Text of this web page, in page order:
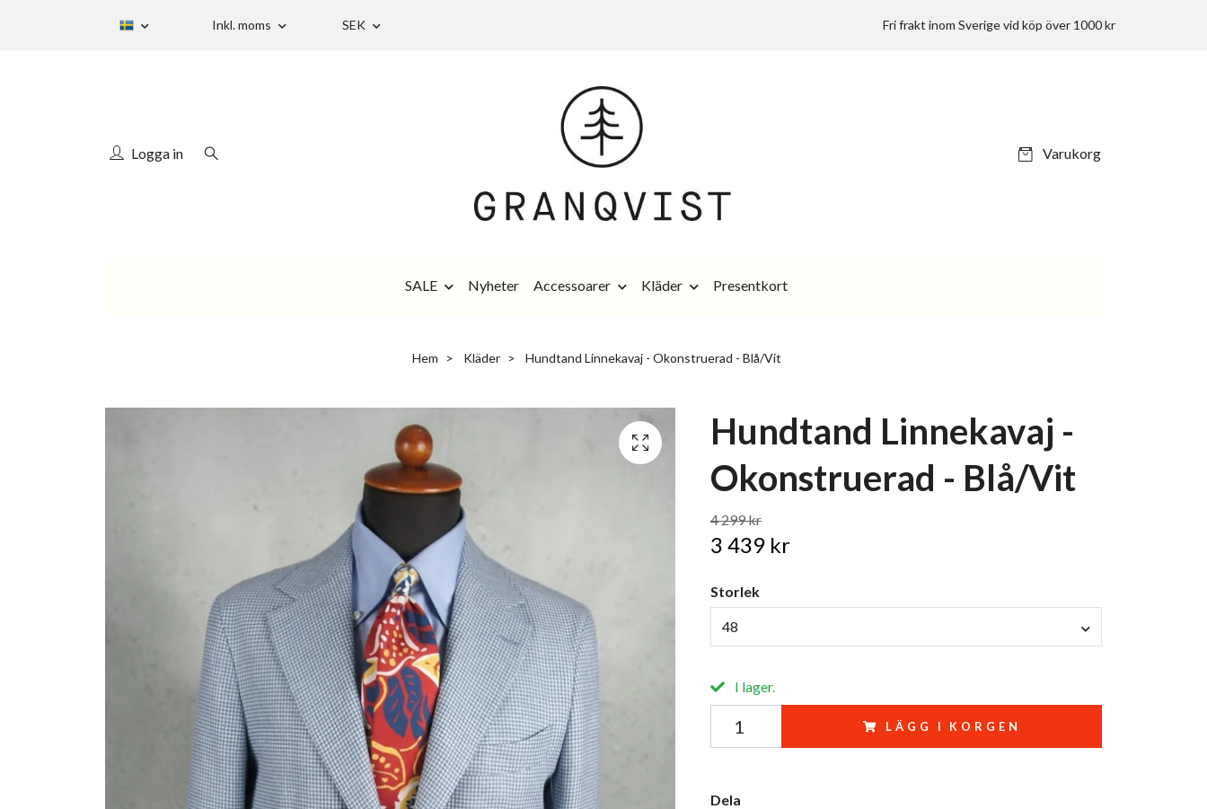
Inkl. moms SEK Fri frakt inom Sverige vid köp över 1000 kr
Logga in Varukorg
SALE Nyheter Accessoarer Kläder Presentkort
Hem Kläder Hundtand Linnekavaj - Okonstruerad - Blå/Vit
Hundtand Linnekavaj -
Okonstruerad - Blå/Vit
4 299 kr
3 439 kr
Storlek
48
I lager.
LÄGG I KORGEN
Dela